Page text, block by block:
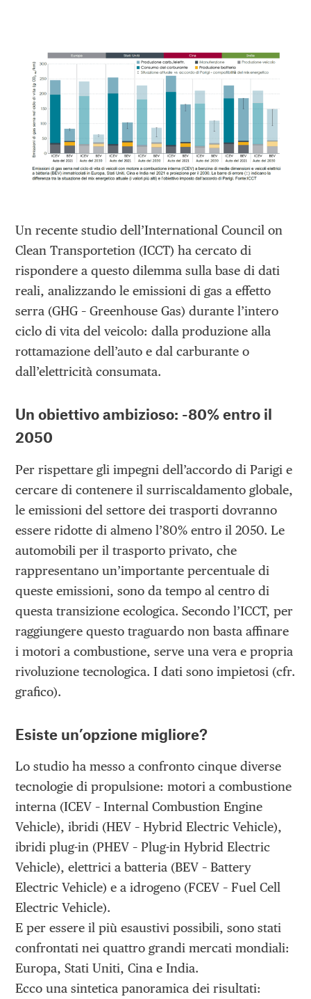
Un recente studio dell’International Council on
Clean Transportetion (ICCT) ha cercato di
rispondere a questo dilemma sulla base di dati
reali, analizzando le emissioni di gas a effetto
serra (GHG – Greenhouse Gas) durante l’intero
ciclo di vita del veicolo: dalla produzione alla
rottamazione dell’auto e dal carburante o
dall’elettricità consumata.
Un obiettivo ambizioso: -80% entro il
2050
Per rispettare gli impegni dell’accordo di Parigi e
cercare di contenere il surriscaldamento globale,
le emissioni del settore dei trasporti dovranno
essere ridotte di almeno l’80% entro il 2050. Le
automobili per il trasporto privato, che
rappresentano un’importante percentuale di
queste emissioni, sono da tempo al centro di
questa transizione ecologica. Secondo l’ICCT, per
raggiungere questo traguardo non basta affinare
i motori a combustione, serve una vera e propria
rivoluzione tecnologica. I dati sono impietosi (cfr.
grafico).
Esiste un’opzione migliore?
Lo studio ha messo a confronto cinque diverse
tecnologie di propulsione: motori a combustione
interna (ICEV – Internal Combustion Engine
Vehicle), ibridi (HEV – Hybrid Electric Vehicle),
ibridi plug-in (PHEV – Plug-in Hybrid Electric
Vehicle), elettrici a batteria (BEV – Battery
Electric Vehicle) e a idrogeno (FCEV – Fuel Cell
Electric Vehicle).
E per essere il più esaustivi possibili, sono stati
confrontati nei quattro grandi mercati mondiali:
Europa, Stati Uniti, Cina e India.
Ecco una sintetica panoramica dei risultati: